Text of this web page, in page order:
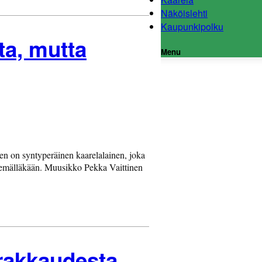
mutta
on syntyperäinen kaarelalainen, joka
Muusikko Pekka Vaittinen
Näköislehti
Kaupunkipolku
Menu